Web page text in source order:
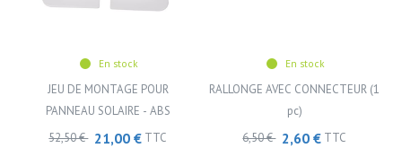
En stock
JEU DE MONTAGE POUR
PANNEAU SOLAIRE - ABS
52,50 € 21,00 € TTC
En stock
RALLONGE AVEC CONNECTEUR (1
pc)
6,50 € 2,60 € TTC